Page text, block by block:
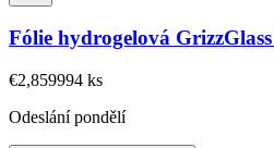
Fólie hydrogelová
€2,859994 ks
Odeslání pondělí